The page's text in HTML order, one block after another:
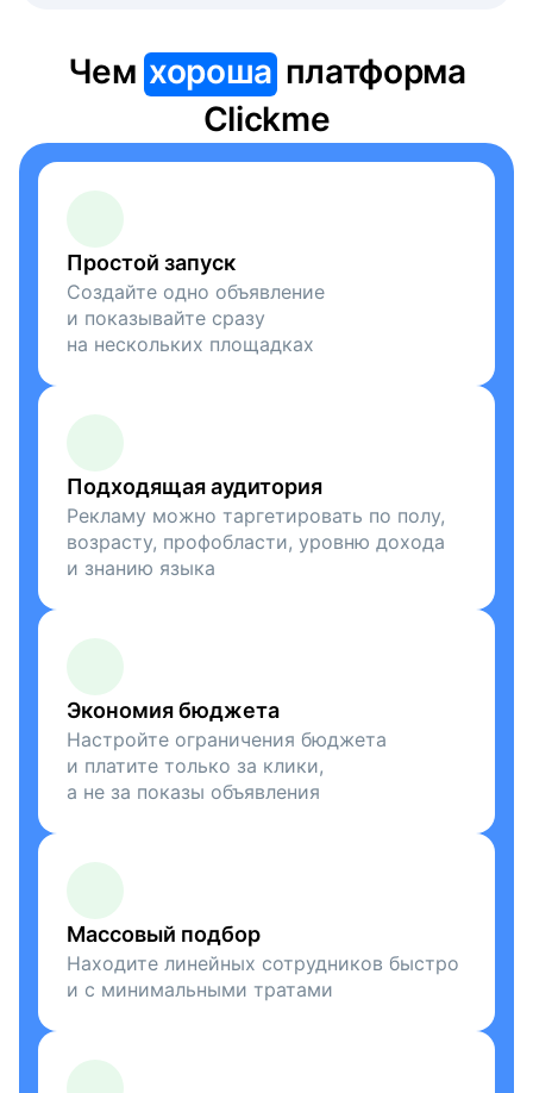
Чемхороша платформа
Clickme
Простой запуск
Создайте одно объявление
и показывайте сразу
на нескольких площадках
Подходящая аудитория
Рекламу можно таргетировать по полу,
возрасту, профобласти, уровню дохода
и знанию языка
Экономия бюджета
Настройте ограничения бюджета
и платите только за клики,
а не за показы объявления
Массовый подбор
Находите линейных сотрудников быстро
и с минимальными тратами